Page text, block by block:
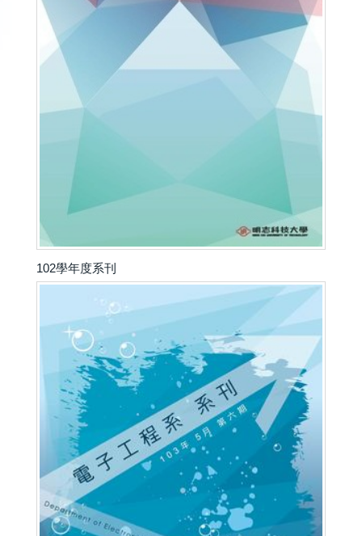
102學年度系刊